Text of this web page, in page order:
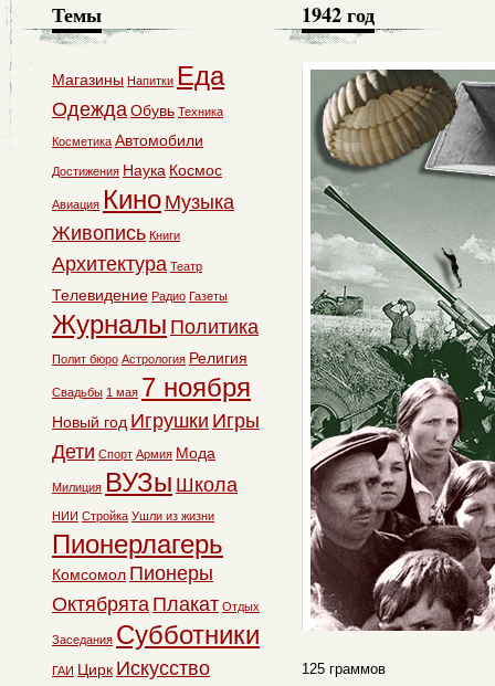
1942 год
125 граммов
Темы
Магазины Напитки Еда
ОдеждаОбувь Техника
Косметика Автомобили
Достижения Наука Космос
Авиация Кино Музыка
Живопись Книги
Архитектура Театр
Телевидение Радио Газеты
Журналы Политика
Полит бюро Астрология Религия
Свадьбы 1 мая 7 ноября
Новый год Игрушки Игры
Дети Спорт Армия Мода
Милиция ВУЗы Школа
НИИ Стройка Ушли из жизни
Пионерлагерь
Комсомол Пионеры
Октябрята Плакат Отдых
Заседания Субботники
ГАИ Цирк Искусство